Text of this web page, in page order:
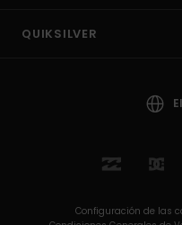
QUIKSILVER
Configuración de las